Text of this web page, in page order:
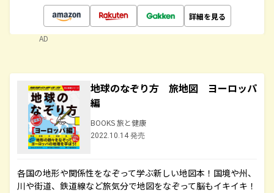
詳細を見る
AD
地球のなぞり方 旅地図 ヨーロッパ
編
BOOKS 旅と健康
2022.10.14 発売
各国の地形や関係性をなぞって学ぶ新しい地図本！国境や州、
川や街道、鉄道線など旅気分で地図をなぞって脳もイキイキ！